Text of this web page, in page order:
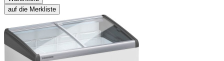
auf die Merkliste